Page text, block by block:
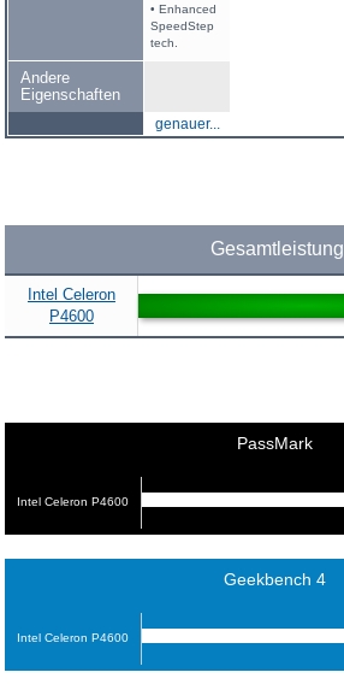
• Enhanced
SpeedStep
tech.
Andere
Eigenschaften
genauer...
Gesamtleistung
Intel Celeron
P4600
PassMark
Intel Celeron P4600
Geekbench 4
Intel Celeron P4600